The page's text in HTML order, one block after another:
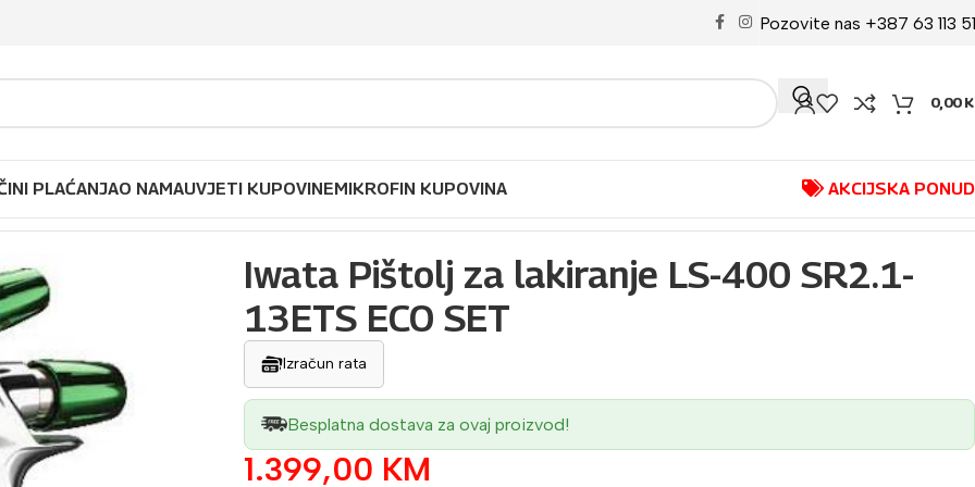
Pozovite nas +387 63 113
0,00
PLAĆANJAO NAMAUVJETI KUPOVINEMIKROFIN KUPOVINA AKCIJSKA
Iwata Pištolj za lakiranje LS-400 SR2.1-
13ETS ECO SET
Izračun rata
Besplatna dostava za ovaj proizvod!
1.399,00 KM